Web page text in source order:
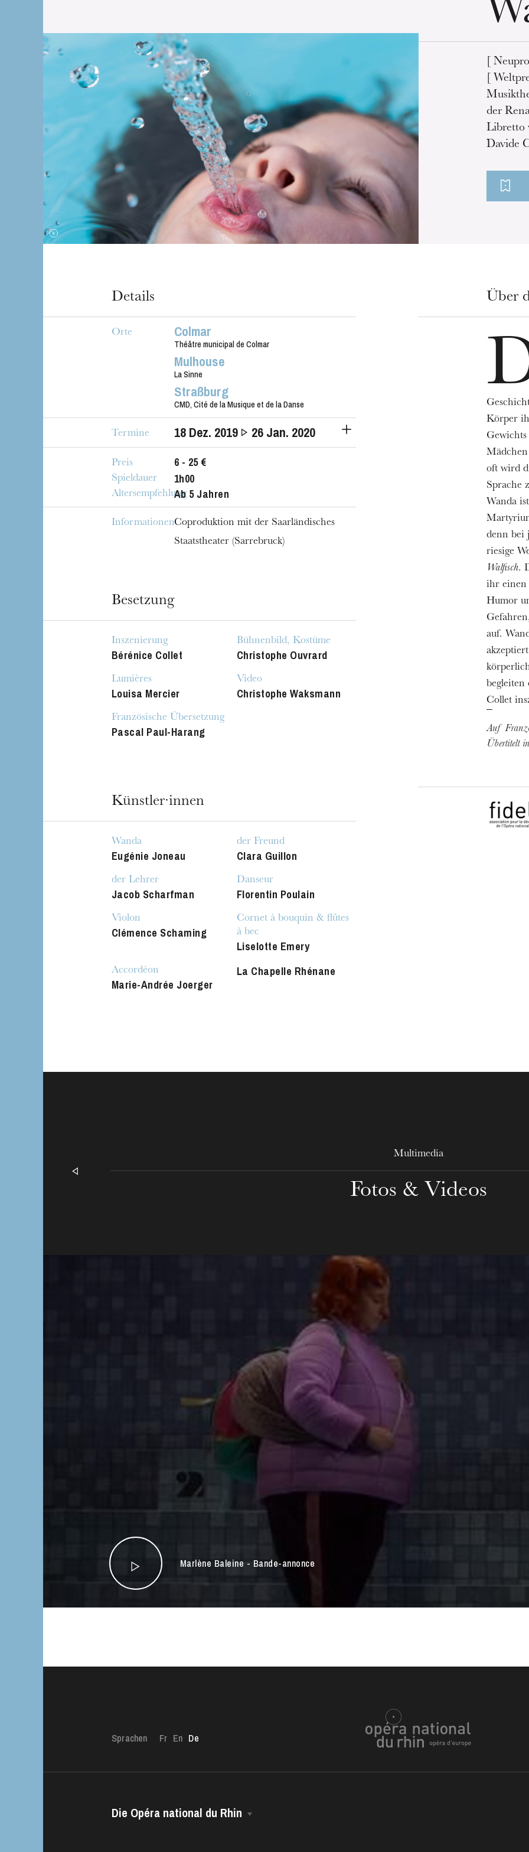
Die OnR mit euch
Führungen durch die Oper
[
[
der
Libretto
Davide
Details
Orte Colmar
Théâtre municipal de Colmar
Mulhouse
La Sinne
Straßburg
CMD, Cité de la Musique et de la Danse
Termine 18Dez. 2019 26Jan. 2020
Preis 6 - 25 €
Spieldauer 1h00
AltersempfehlungAb 5 Jahren
InformationenCoproduktion mit der Saarländisches
Staatstheater (Sarrebruck)
Besetzung
Inszenierung
Bérénice Collet
Bühnenbild, Kostüme
Christophe Ouvrard
Lumières
Louisa Mercier
Video
Christophe Waksmann
Französische Übersetzung
Pascal Paul-Harang
Künstler·innen
Wanda
Eugénie Joneau
der Freund
Clara Guillon
der Lehrer
Jacob Scharfman
Danseur
Florentin Poulain
Violon
Clémence Schaming
Cornet à bouquin & flûtes
à bec
Liselotte Emery
Accordéon
Marie-Andrée Joerger
La Chapelle Rhénane
Über
Körper
oft wird
Sprache
Wanda
denn bei
riesige
Walfisch.
ihr einen
Humor
auf.
Collet
Auf
Übertitelt
Multimedia
Fotos & Videos
Marlène Baleine - Bande-annonce
Sprachen Fr En De
Die Opéra national du Rhin